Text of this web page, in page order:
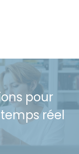
pour
réel